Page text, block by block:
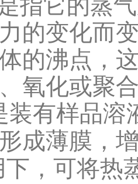
指它的蒸
的变化而
的沸点，
氧化或聚
装有样品
成薄膜，
下，可将热